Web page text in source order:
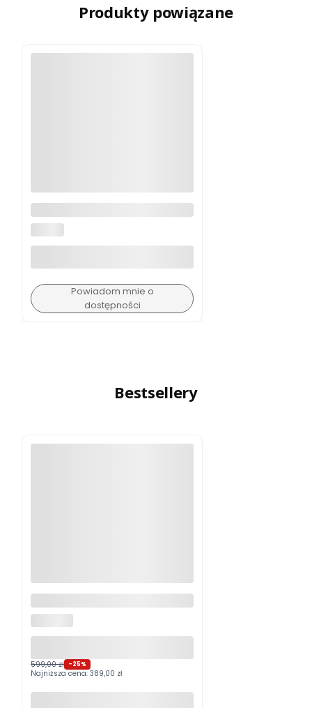
Produkty powiązane
Adapter Canon Mount EF-EOS R
Powiadom mnie o
dostępności
Bestsellery
Logitech MX Master 4
Grafitowy PROMOCJA
599,00 zł -25%
Najniższa cena: 389,00 zł